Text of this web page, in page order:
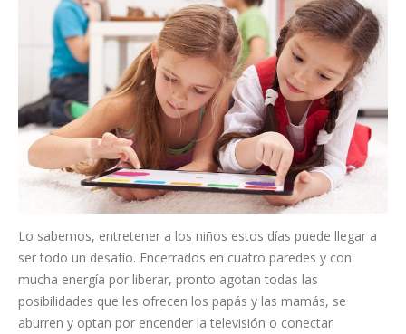
Lo sabemos, entretener a los niños estos días puede llegar a
ser todo un desafío. Encerrados en cuatro paredes y con
mucha energía por liberar, pronto agotan todas las
posibilidades que les ofrecen los papás y las mamás, se
aburren y optan por encender la televisión o conectar